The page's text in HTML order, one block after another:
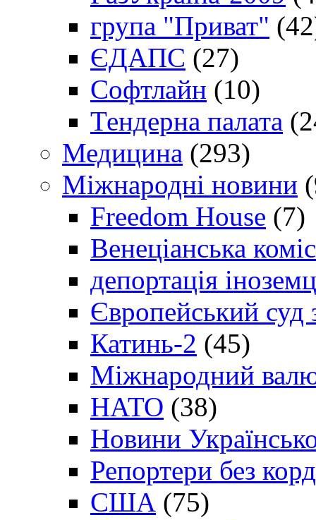
група "Приват"
ЄДАПС (27)
Софтлайн (10)
Тендерна палата
Медицина (293)
Міжнародні новини
Freedom House (7)
Венеціанська
депортація
Європейський
Катинь-2 (45)
Міжнародний
НАТО (38)
Новини
Репортери без
США (75)